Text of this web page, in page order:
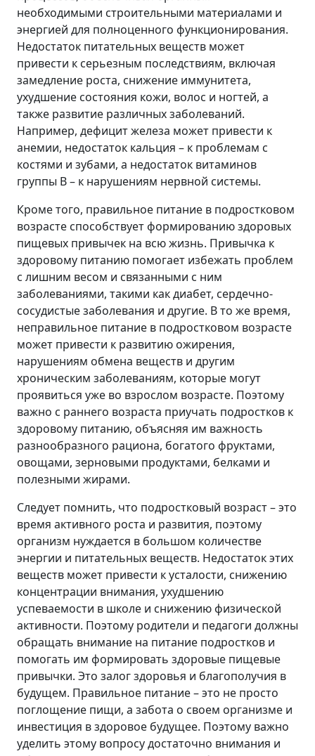
необходимыми строительными материалами и
энергией для полноценного функционирования.
Недостаток питательных веществ может
привести к серьезным последствиям, включая
замедление роста, снижение иммунитета,
ухудшение состояния кожи, волос и ногтей, а
также развитие различных заболеваний.
Например, дефицит железа может привести к
анемии, недостаток кальция – к проблемам с
костями и зубами, а недостаток витаминов
группы В – к нарушениям нервной системы.
Кроме того, правильное питание в подростковом
возрасте способствует формированию здоровых
пищевых привычек на всю жизнь. Привычка к
здоровому питанию помогает избежать проблем
с лишним весом и связанными с ним
заболеваниями, такими как диабет, сердечно-
сосудистые заболевания и другие. В то же время,
неправильное питание в подростковом возрасте
может привести к развитию ожирения,
нарушениям обмена веществ и другим
хроническим заболеваниям, которые могут
проявиться уже во взрослом возрасте. Поэтому
важно с раннего возраста приучать подростков к
здоровому питанию, объясняя им важность
разнообразного рациона, богатого фруктами,
овощами, зерновыми продуктами, белками и
полезными жирами.
Следует помнить, что подростковый возраст – это
время активного роста и развития, поэтому
организм нуждается в большом количестве
энергии и питательных веществ. Недостаток этих
веществ может привести к усталости, снижению
концентрации внимания, ухудшению
успеваемости в школе и снижению физической
активности. Поэтому родители и педагоги должны
обращать внимание на питание подростков и
помогать им формировать здоровые пищевые
привычки. Это залог здоровья и благополучия в
будущем. Правильное питание – это не просто
поглощение пищи, а забота о своем организме и
инвестиция в здоровое будущее. Поэтому важно
уделить этому вопросу достаточно внимания и